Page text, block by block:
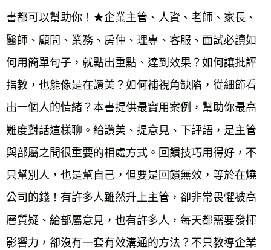
書都可以幫助你！★企業主管、人資、老師、家長、
醫師、顧問、業務、房仲、理專、客服、面試必讀如
何用簡單句子，就點出重點、達到效果？如何讓批評
指教，也能像是在讚美？如何補視角缺陷，從細節看
出一個人的情緒？本書提供最實用案例，幫助你最高
難度對話這樣聊。給讚美、提意見、下評語，是主管
與部屬之間很重要的相處方式。回饋技巧用得好，不
只幫別人，也是幫自己，但要是回饋無效，等於在燒
公司的錢！有許多人雖然升上主管，卻非常畏懼被高
層質疑、給部屬意見，也有許多人，每天都需要發揮
影響力，卻沒有一套有效溝通的方法？不只教導企業